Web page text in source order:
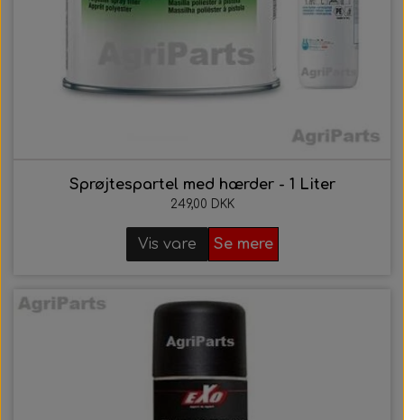
Sprøjtespartel med hærder - 1 Liter
249,00 DKK
Vis vare Se mere